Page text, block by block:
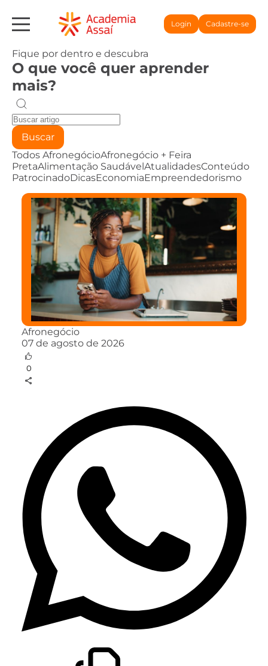
Login Cadastre-se
Fique por dentro e descubra
O que você quer aprender
mais?
Buscar
Todos AfronegócioAfronegócio + Feira
PretaAlimentação SaudávelAtualidadesConteúdo
PatrocinadoDicasEconomiaEmpreendedorismo
Afronegócio
07 de agosto de 2026
0